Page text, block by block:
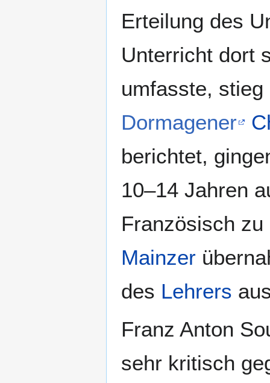
Erteilung des
Unterricht dort
umfasste,
Dormagener
berichtet,
10–14 Jahren
Französisch
Mainzer
des Lehrers
Franz Anton
sehr kritisch